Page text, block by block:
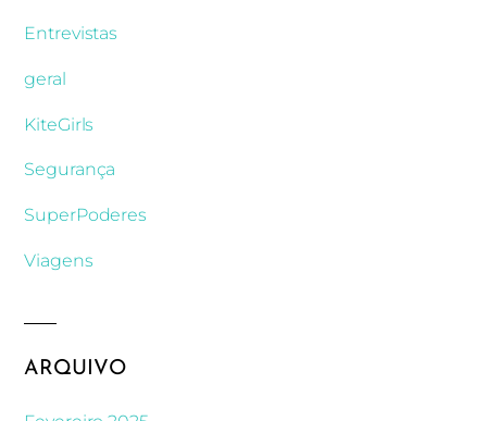
Entrevistas
geral
KiteGirls
Segurança
SuperPoderes
Viagens
ARQUIVO